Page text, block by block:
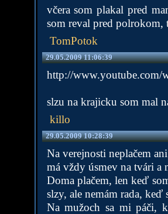
včera som plakal pred
som reval pred polrokom,
TomPotok
29.05.2009 11:06:39
http://www.youtube.com/
slzu na krajicku som mal
killo
29.05.2009 10:28:39
Na verejnosti neplačem
má vždy úsmev na tvári a
Doma plačem, len keď
slzy, ale nemám rada,
Na mužoch sa mi páči,